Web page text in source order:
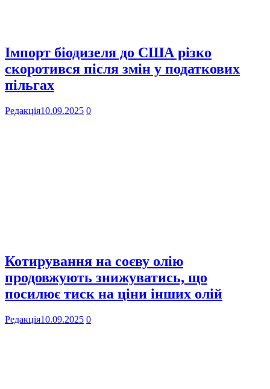
Імпорт біодизеля до США різко
скоротився після змін у податкових
пільгах
Редакція10.09.2025 0
Котирування на соєву олію
продовжують знижуватись, що
посилює тиск на ціни інших олій
Редакція10.09.2025 0